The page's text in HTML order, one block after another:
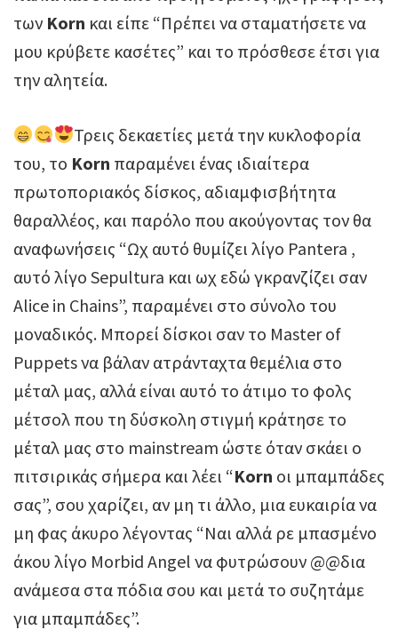
των Korn και είπε “Πρέπει να σταματήσετε να
μου κρύβετε κασέτες” και το πρόσθεσε έτσι για
την αλητεία.
Τρεις δεκαετίες μετά την κυκλοφορία
του, το Korn παραμένει ένας ιδιαίτερα
πρωτοποριακός δίσκος, αδιαμφισβήτητα
θαραλλέος, και παρόλο που ακούγοντας τον θα
αναφωνήσεις “Ωχ αυτό θυμίζει λίγο Pantera ,
αυτό λίγο Sepultura και ωχ εδώ γκρανζίζει σαν
Alice in Chains”, παραμένει στο σύνολο του
μοναδικός. Μπορεί δίσκοι σαν το Master of
Puppets να βάλαν ατράνταχτα θεμέλια στο
μέταλ μας, αλλά είναι αυτό το άτιμο το φολς
μέτσολ που τη δύσκολη στιγμή κράτησε το
μέταλ μας στο mainstream ώστε όταν σκάει ο
πιτσιρικάς σήμερα και λέει “Korn οι μπαμπάδες
σας”, σου χαρίζει, αν μη τι άλλο, μια ευκαιρία να
μη φας άκυρο λέγοντας “Ναι αλλά ρε μπασμένο
άκου λίγο Morbid Angel να φυτρώσουν @@δια
ανάμεσα στα πόδια σου και μετά το συζητάμε
για μπαμπάδες”.